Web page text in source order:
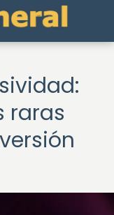
raras